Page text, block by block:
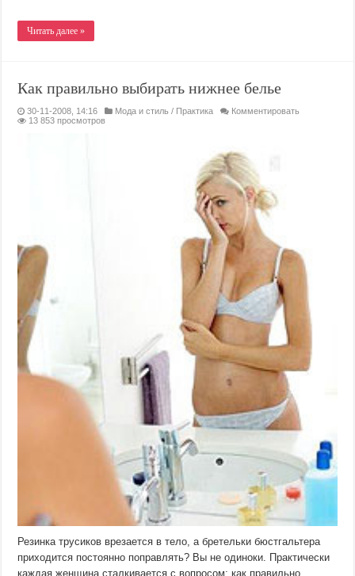
Читать далее »
Как правильно выбирать нижнее белье
30-11-2008, 14:16 Мода и стиль / Практика
Комментировать
13 853 просмотров
Резинка трусиков врезается в тело, а бретельки бюстгальтера
приходится постоянно поправлять? Вы не одиноки. Практически
каждая женщина сталкивается с вопросом: как правильно